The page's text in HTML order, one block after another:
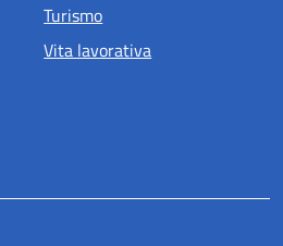
Turismo
Vita lavorativa